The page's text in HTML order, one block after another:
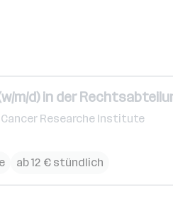
m/d) in der
Researche Institute
ab 12 € stündlich